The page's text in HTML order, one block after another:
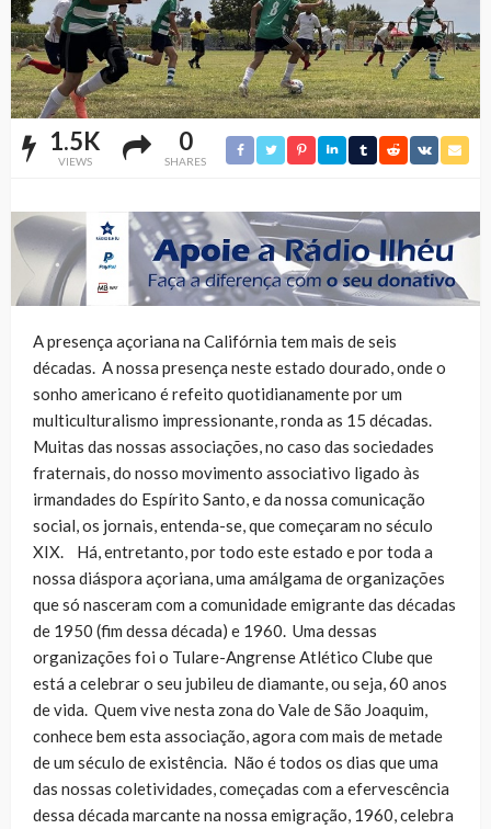
1.5K
VIEWS
0
SHARES
A presença açoriana na Califórnia tem mais de seis
décadas. A nossa presença neste estado dourado, onde o
sonho americano é refeito quotidianamente por um
multiculturalismo impressionante, ronda as 15 décadas.
Muitas das nossas associações, no caso das sociedades
fraternais, do nosso movimento associativo ligado às
irmandades do Espírito Santo, e da nossa comunicação
social, os jornais, entenda-se, que começaram no século
XIX. Há, entretanto, por todo este estado e por toda a
nossa diáspora açoriana, uma amálgama de organizações
que só nasceram com a comunidade emigrante das décadas
de 1950 (fim dessa década) e 1960. Uma dessas
organizações foi o Tulare-Angrense Atlético Clube que
está a celebrar o seu jubileu de diamante, ou seja, 60 anos
de vida. Quem vive nesta zona do Vale de São Joaquim,
conhece bem esta associação, agora com mais de metade
de um século de existência. Não é todos os dias que uma
das nossas coletividades, começadas com a efervescência
dessa década marcante na nossa emigração, 1960, celebra